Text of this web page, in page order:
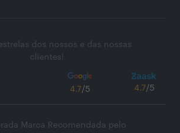
dos nossos e das nossas
clientes!
4.7/5 4.7/5
Marca Recomendada pelo